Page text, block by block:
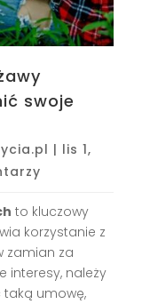
swoje
| lis 1,
to kluczowy
korzystanie z
zamian za
interesy, należy
taką umowę,